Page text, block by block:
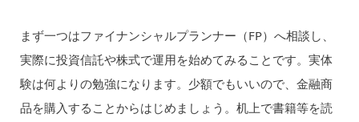
まず一つはファイナンシャルプランナー（FP）へ相談し、
実際に投資信託や株式で運用を始めてみることです。実体
験は何よりの勉強になります。少額でもいいので、金融商
品を購入することからはじめましょう。机上で書籍等を読